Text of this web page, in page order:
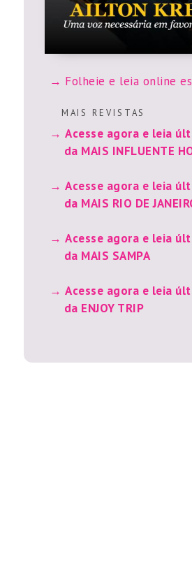
Folheie e leia online
M A I S R E V I S T A S
Acesse agora e leia
da MAIS INFLUENTE
Acesse agora e leia
da MAIS RIO DE
Acesse agora e leia
da MAIS SAMPA
Acesse agora e leia
da ENJOY TRIP